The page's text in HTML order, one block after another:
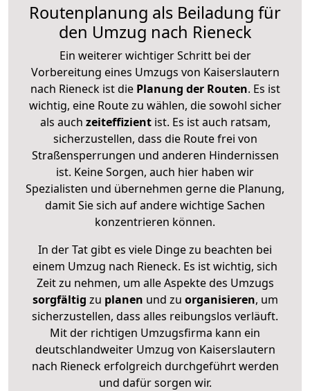
Routenplanung als Beiladung für
den Umzug nach Rieneck
Ein weiterer wichtiger Schritt bei der
Vorbereitung eines Umzugs von Kaiserslautern
nach Rieneck ist diePlanung der Routen. Es ist
wichtig, eine Route zu wählen, die sowohl sicher
als auch zeiteffizientist. Es ist auch ratsam,
sicherzustellen, dass die Route frei von
Straßensperrungen und anderen Hindernissen
ist. Keine Sorgen, auch hier haben wir
Spezialisten und übernehmen gerne die Planung,
damit Sie sich auf andere wichtige Sachen
konzentrieren können.
In der Tat gibt es viele Dinge zu beachten bei
einem Umzug nach Rieneck. Es ist wichtig, sich
Zeit zu nehmen, um alle Aspekte des Umzugs
sorgfältig zu planen und zu organisieren, um
sicherzustellen, dass alles reibungslos verläuft.
Mit der richtigen Umzugsfirma kann ein
deutschlandweiter Umzug von Kaiserslautern
nach Rieneck erfolgreich durchgeführt werden
und dafür sorgen wir.